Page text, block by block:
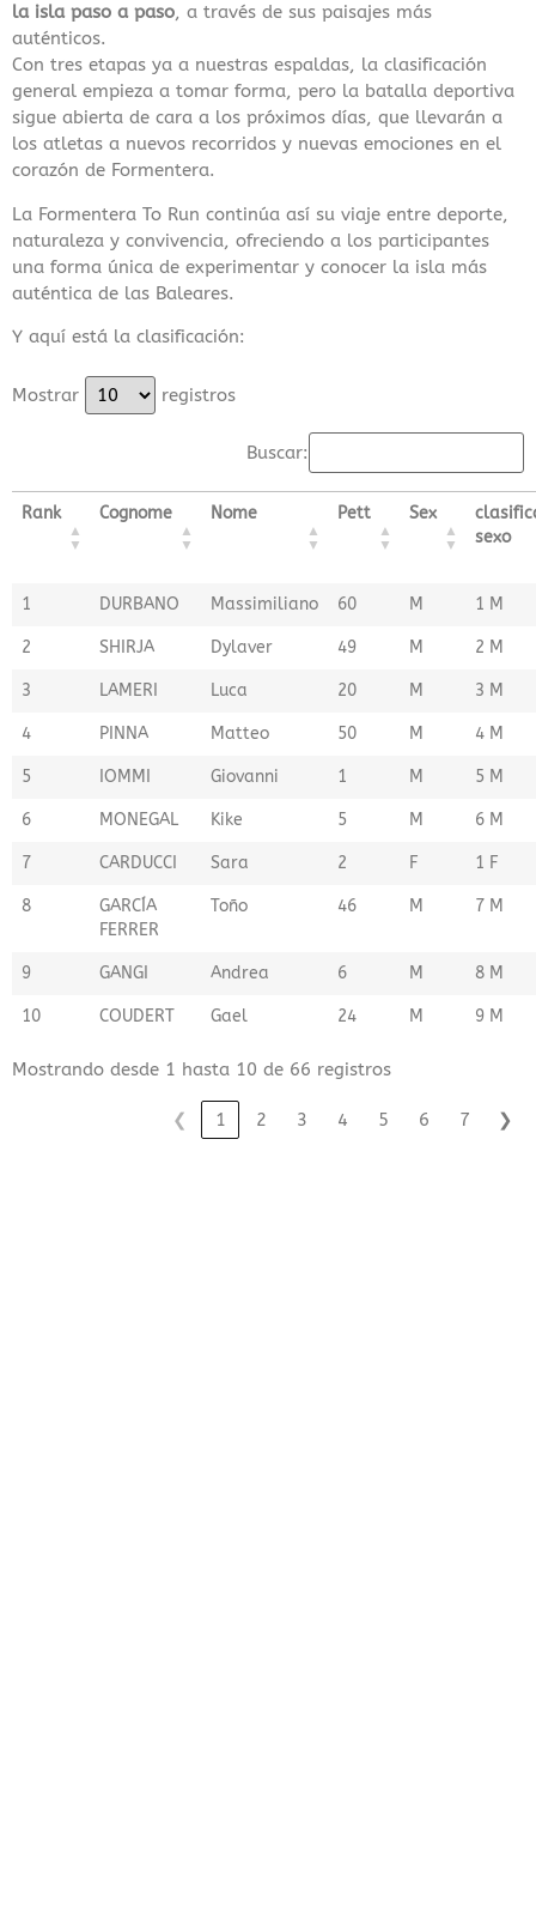
la isla paso a paso, a través de sus paisajes más
auténticos.
Con tres etapas ya a nuestras espaldas, la clasificación
general empieza a tomar forma, pero la batalla deportiva
sigue abierta de cara a los próximos días, que llevarán a
los atletas a nuevos recorridos y nuevas emociones en el
corazón de Formentera.
La Formentera To Run continúa así su viaje entre deporte,
naturaleza y convivencia, ofreciendo a los participantes
una forma única de experimentar y conocer la isla más
auténtica de las Baleares.
Y aquí está la clasificación:
Mostrar registros
Buscar:
Rank Cognome Nome Pett Sex
sexo
1 DURBANO Massimiliano 60 M 1 M
2 SHIRJA Dylaver 49 M 2 M
3 LAMERI Luca 20 M 3 M
4 PINNA Matteo 50 M 4 M
5 IOMMI Giovanni 1 M 5 M
6 MONEGAL Kike 5 M 6 M
7 CARDUCCI Sara 2 F 1 F
8
GARCÍA
FERRER
Toño 46 M 7 M
9 GANGI Andrea 6 M 8 M
10 COUDERT Gael 24 M 9 M
Mostrando desde 1 hasta 10 de 66 registros
❮ 1 2 3 4 5 6 7 ❯